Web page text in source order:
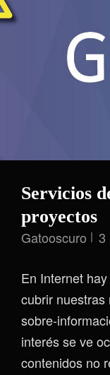
Servicios
proyectos
Gatooscuro 3
En Internet
cubrir
sobre-
interés se ve
contenidos no